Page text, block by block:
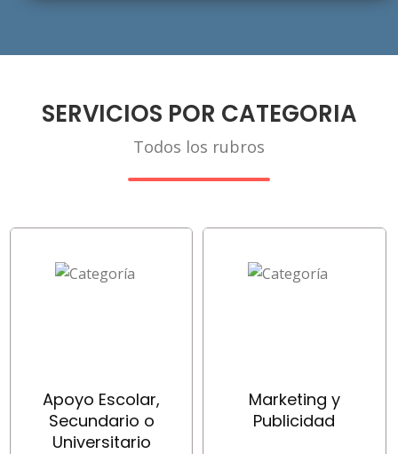
SERVICIOS POR CATEGORIA
Todos los rubros
Apoyo Escolar,
Secundario o
Universitario
Marketing y
Publicidad